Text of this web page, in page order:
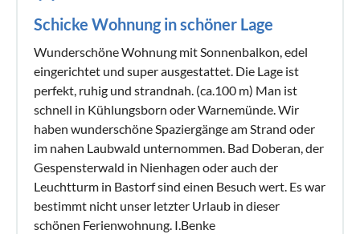
Schicke Wohnung in schöner Lage
Wunderschöne Wohnung mit Sonnenbalkon, edel
eingerichtet und super ausgestattet. Die Lage ist
perfekt, ruhig und strandnah. (ca.100 m) Man ist
schnell in Kühlungsborn oder Warnemünde. Wir
haben wunderschöne Spaziergänge am Strand oder
im nahen Laubwald unternommen. Bad Doberan, der
Gespensterwald in Nienhagen oder auch der
Leuchtturm in Bastorf sind einen Besuch wert. Es war
bestimmt nicht unser letzter Urlaub in dieser
schönen Ferienwohnung. I.Benke